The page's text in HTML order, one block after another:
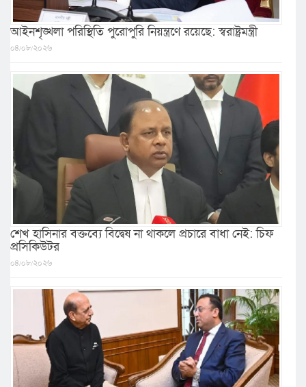
আইনশৃঙ্খলা পরিস্থিতি পুরোপুরি নিয়ন্ত্রণে রয়েছে: স্বরাষ্ট্রমন্ত্রী
০৪/০৮/২০২৬
শেখ হাসিনার বক্তব্যে বিদ্বেষ না থাকলে প্রচারে বাধা নেই: চিফ
প্রসিকিউটর
০৪/০৮/২০২৬